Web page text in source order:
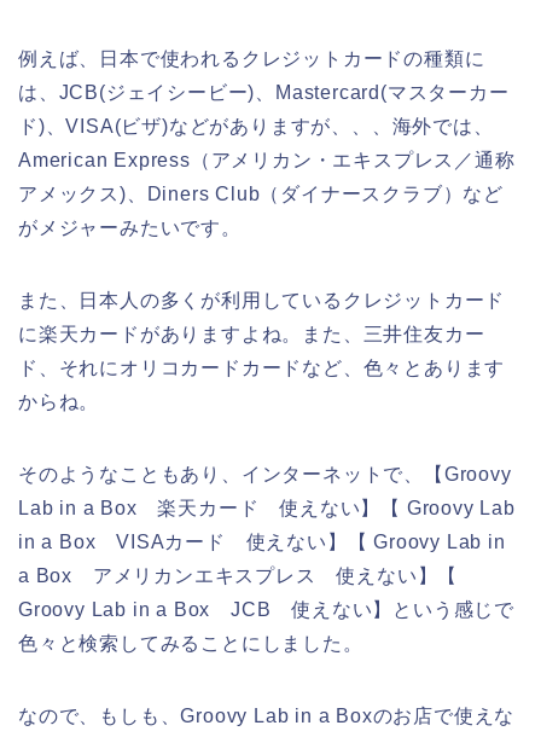
例えば、日本で使われるクレジットカードの種類に
は、JCB(ジェイシービー)、Mastercard(マスターカー
ド)、VISA(ビザ)などがありますが、、、海外では、
American Express（アメリカン・エキスプレス／通称
アメックス)、Diners Club（ダイナースクラブ）など
がメジャーみたいです。
また、日本人の多くが利用しているクレジットカード
に楽天カードがありますよね。また、三井住友カー
ド、それにオリコカードカードなど、色々とあります
からね。
そのようなこともあり、インターネットで、【Groovy
Lab in a Box 楽天カード 使えない】【 Groovy Lab
in a Box VISAカード 使えない】【 Groovy Lab in
a Box アメリカンエキスプレス 使えない】【
Groovy Lab in a Box JCB 使えない】という感じで
色々と検索してみることにしました。
なので、もしも、Groovy Lab in a Boxのお店で使えな